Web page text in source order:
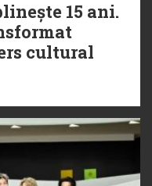
15 ani.
cultural